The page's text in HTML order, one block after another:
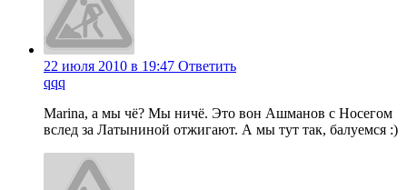
22 июля 2010 в 19:47 Ответить
qqq
Marina, а мы чё? Мы ничё. Это вон Ашманов с Носегом
вслед за Латыниной отжигают. А мы тут так, балуемся :)